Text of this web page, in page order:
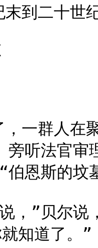
末到二十
，一群人
听法官审
伯恩斯的坟
，”贝尔说
知道了。”